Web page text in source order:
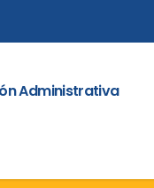
Administrativa